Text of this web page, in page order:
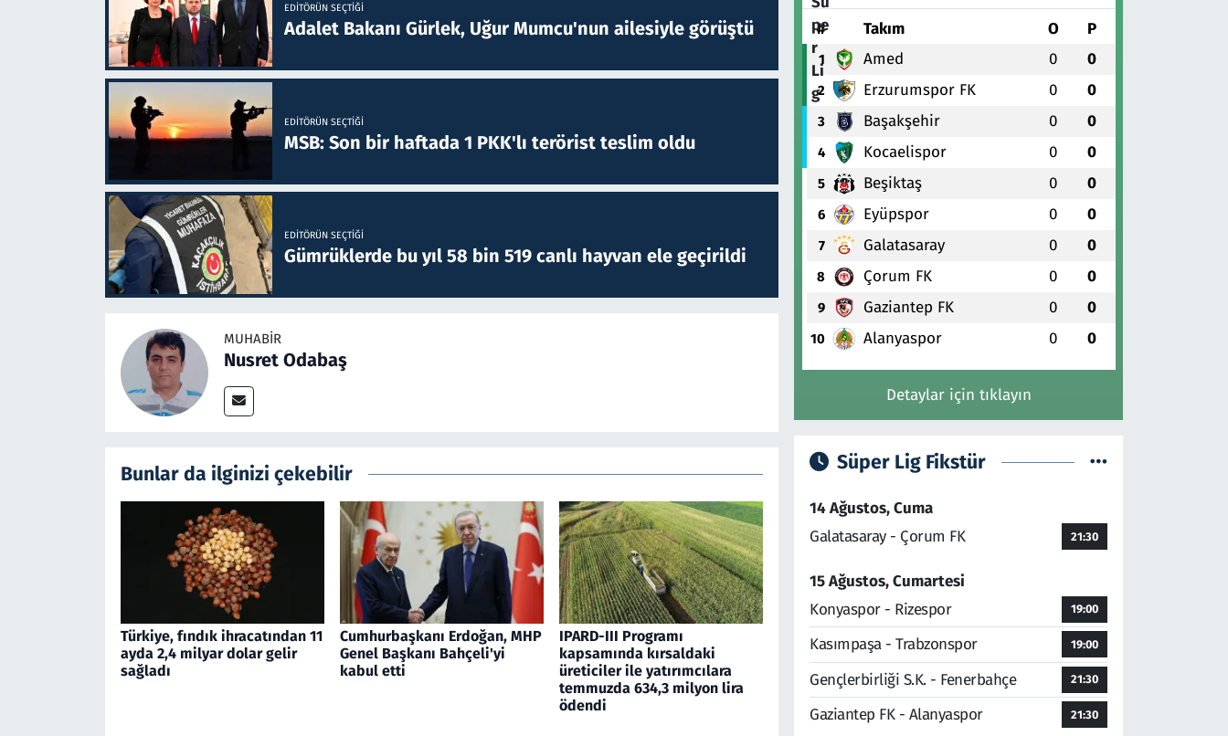
EDITÖRÜN SEÇTIĞI
Adalet Bakanı Gürlek, Uğur Mumcu'nun ailesiyle görüştü
EDITÖRÜN SEÇTIĞI
MSB: Son bir haftada 1 PKK'lı terörist teslim oldu
EDITÖRÜN SEÇTIĞI
Gümrüklerde bu yıl 58 bin 519 canlı hayvan ele geçirildi
MUHABIR
Nusret Odabaş
Bunlar da ilginizi çekebilir
Türkiye, fındık ihracatından 11
ayda 2,4 milyar dolar gelir
sağladı
Cumhurbaşkanı Erdoğan, MHP
Genel Başkanı Bahçeli'yi
kabul etti
IPARD-III Programı
kapsamında kırsaldaki
üreticiler ile yatırımcılara
temmuzda 634,3 milyon lira
ödendi
# Takım O P
1 Amed 0 0
2 Erzurumspor FK 0 0
3 Başakşehir 0 0
4 Kocaelispor 0 0
5 Beşiktaş 0 0
6 Eyüpspor 0 0
7 Galatasaray 0 0
8 Çorum FK 0 0
9 Gaziantep FK 0 0
10 Alanyaspor 0 0
Detaylar için tıklayın
Süper Lig Fikstür
14 Ağustos, Cuma
Galatasaray - Çorum FK
21:30
15 Ağustos, Cumartesi
Konyaspor - Rizespor
19:00
Kasımpaşa - Trabzonspor 19:00
Gençlerbirliği S.K. - Fenerbahçe 21:30
Gaziantep FK - Alanyaspor 21:30